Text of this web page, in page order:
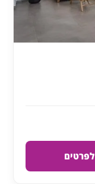
לפרטים